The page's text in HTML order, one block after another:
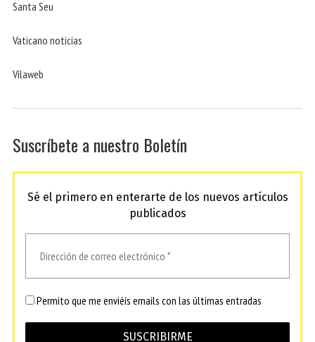
Santa Seu
Vaticano noticias
Vilaweb
Suscríbete a nuestro Boletín
Sé el primero en enterarte de los nuevos artículos
publicados
Permito que me enviéis emails con las últimas entradas